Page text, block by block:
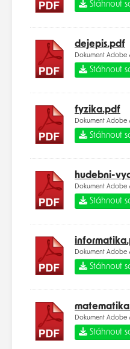
Stáhnout
dejepis.pdf
Dokument Adobe
Stáhnout
fyzika.pdf
Dokument Adobe
Stáhnout
hudebni-
Dokument Adobe
Stáhnout
Dokument Adobe
Stáhnout
Dokument Adobe
Stáhnout